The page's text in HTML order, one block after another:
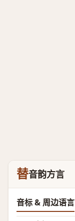
替音韵方言
音标 & 周边语言